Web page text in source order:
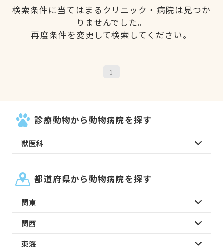
検索条件に当てはまるクリニック・病院は見つか
りませんでした。
再度条件を変更して検索してください。
1
診療動物から動物病院を探す
獣医科
都道府県から動物病院を探す
関東
関西
東海